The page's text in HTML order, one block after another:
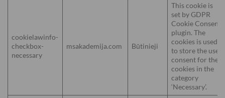
cookielawinfo-
checkbox-
necessary
msakademija.com Būtinieji
This cookie is
set by GDPR
Cookie Consent
plugin. The
cookies is used
to store the user
consent for the
cookies in the
category
‘Necessary’.